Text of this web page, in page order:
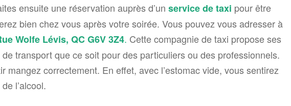
ensuite une réservation auprès d’un service de taxi pour être
bien chez vous après votre soirée. Vous pouvez vous adresser à
Wolfe Lévis, QC G6V3Z4. Cette compagnie de taxi propose ses
transport que ce soit pour des particuliers ou des professionnels.
mangez correctement. En effet, avec l’estomac vide, vous sentirez
l’alcool.